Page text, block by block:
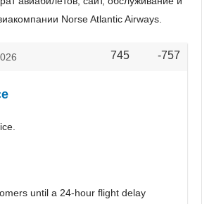
Norse Atlantic Airways.
Vote up!
745
Vote-757
until a 24-hour flight delay